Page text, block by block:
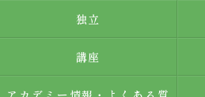
独立
講座